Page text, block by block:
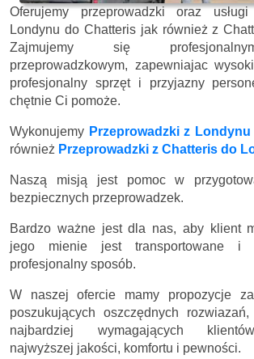
Oferujemy przeprowadzki oraz
Londynu do Chatteris jak również z
Zajmujemy się
przeprowadzkowym, zapewniajac
profesjonalny sprzęt i przyjazny
chętnie Ci pomoże.
Wykonujemy Przeprowadzki z
również Przeprowadzki z Chatteris do
Naszą misją jest pomoc w
bezpiecznych przeprowadzek.
Bardzo ważne jest dla nas, aby klient
jego mienie jest transportowane i
profesjonalny sposób.
W naszej ofercie mamy propozycje
poszukujących oszczędnych
najbardziej wymagających
najwyższej jakości, komfortu i pewności.